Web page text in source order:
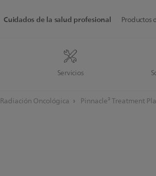
Cuidados de la salud profesional
Servicios
Productos
Radiación Oncológica Pinnacle³ Treatment